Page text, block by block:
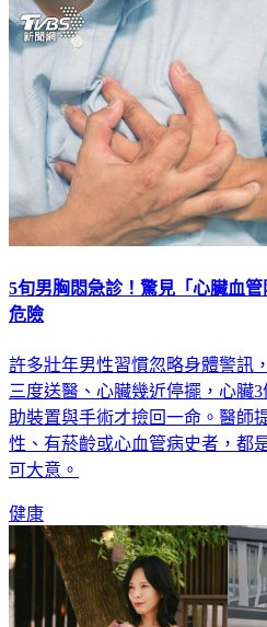
5旬男胸悶急診！驚見「心臟血
危險
許多壯年男性習慣忽略身體警訊
三度送醫、心臟幾近停擺，心臟
助裝置與手術才撿回一命。醫師
性、有菸齡或心血管病史者，都
可大意。
健康